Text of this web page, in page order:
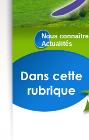
Nous connaître
Actualités